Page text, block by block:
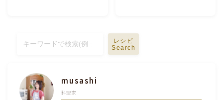
テーブルコーディネート・食器・調理器具
離乳食・キッズメニュー
レシピ
Search
musashi
料理家